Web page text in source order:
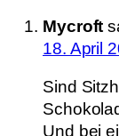
Mycroft
18. April
Sind
Und bei